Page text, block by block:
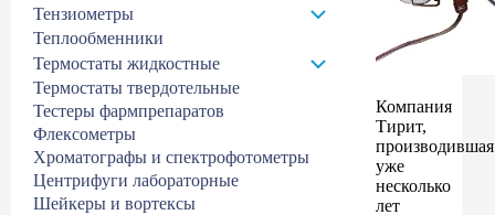
Тензиометры
Теплообменники
Термостаты жидкостные
Термостаты твердотельные
Тестеры фармпрепаратов
Флексометры
Хроматографы и спектрофотометры
Центрифуги лабораторные
Шейкеры и вортексы
Компания
Тирит,
производившая
уже
несколько
лет